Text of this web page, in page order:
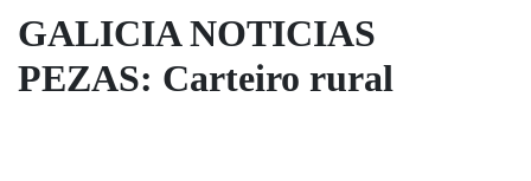
GALICIA NOTICIAS
PEZAS: Carteiro rural